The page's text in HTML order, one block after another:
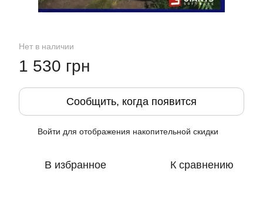
Нет в наличии
1 530 грн
Сообщить, когда появится
Войти для отображения накопительной скидки
В избранное К сравнению